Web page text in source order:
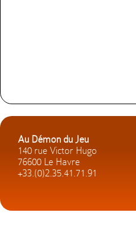
Au Démon du Jeu
140 rue Victor Hugo
76600 Le Havre
+33.(0)2.35.41.71.91